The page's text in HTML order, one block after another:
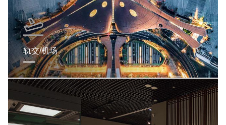
轨交/机场